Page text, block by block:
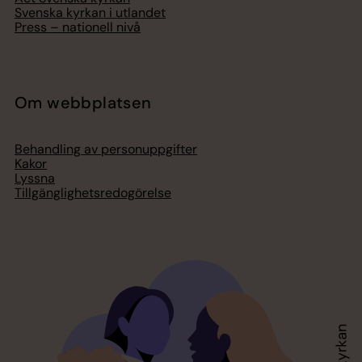
Svenska kyrkan i utlandet
Press – nationell nivå
Om webbplatsen
Behandling av personuppgifter
Kakor
Lyssna
Tillgänglighetsredogörelse